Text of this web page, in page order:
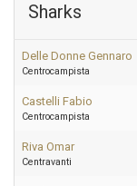
Sharks
Delle Donne Gennaro
Centrocampista
Castelli Fabio
Centrocampista
Riva Omar
Centravanti